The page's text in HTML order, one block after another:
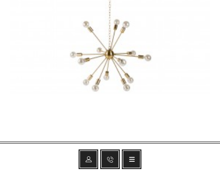
LAMPA WISZĄCA SPUTNIK ZŁOTA